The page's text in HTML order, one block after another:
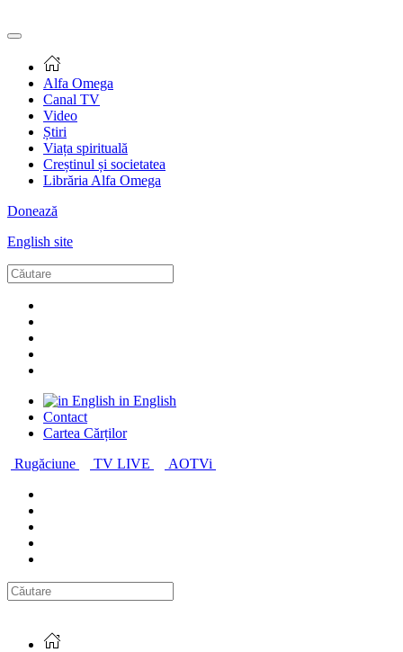
Alfa Omega
Canal TV
Video
Știri
Viața spirituală
Creștinul și societatea
Librăria Alfa Omega
Donează
English site
in English
Contact
Cartea Cărților
Rugăciune
TV LIVE AOTVi